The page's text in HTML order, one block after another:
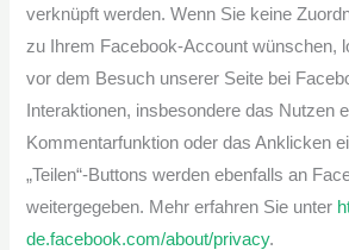
verknüpft werden. Wenn Sie keine
zu Ihrem Facebook-Account wünschen,
vor dem Besuch unserer Seite bei
Interaktionen, insbesondere das Nutzen
Kommentarfunktion oder das Anklicken
„Teilen“-Buttons werden ebenfalls an
weitergegeben. Mehr erfahren Sie unter
de.facebook.com/about/privacy.